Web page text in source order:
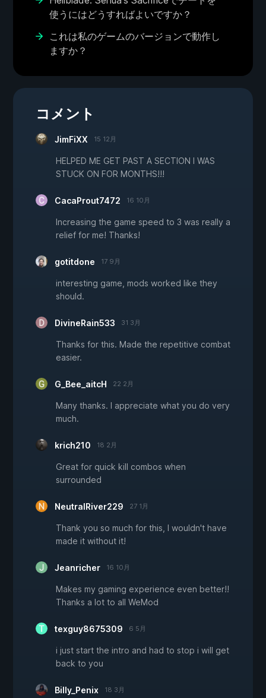
使うにはどうすればよいですか？
これは私のゲームのバージョンで動作し
ますか？
コメント
JimFiXX 15 12月
HELPED ME GET PAST A SECTION I WAS
STUCK ON FOR MONTHS!!!
CacaProut7472 16 10月
Increasing the game speed to 3 was really a
relief for me! Thanks!
gotitdone 17 9月
interesting game, mods worked like they
should.
DivineRain533 31 3月
Thanks for this. Made the repetitive combat
easier.
G_Bee_aitcH 22 2月
Many thanks. I appreciate what you do very
much.
krich210 18 2月
Great for quick kill combos when
surrounded
NeutralRiver229 27 1月
Thank you so much for this, I wouldn't have
made it without it!
Jeanricher 16 10月
Makes my gaming experience even better!!
Thanks a lot to all WeMod
texguy8675309 6 5月
i just start the intro and had to stop i will get
back to you
Billy_Penix 18 3月